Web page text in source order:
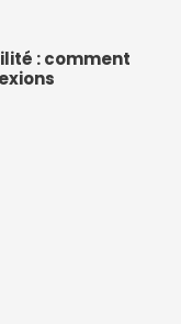
: comment